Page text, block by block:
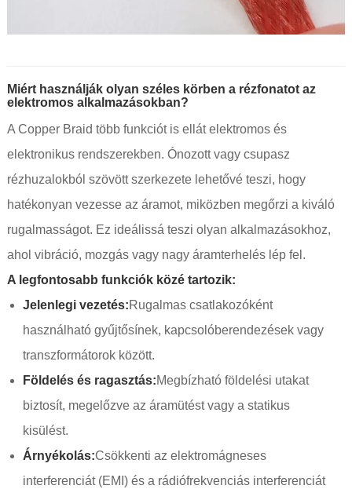
Miért használják olyan széles körben a rézfonatot az
elektromos alkalmazásokban?
A Copper Braid több funkciót is ellát elektromos és
elektronikus rendszerekben. Ónozott vagy csupasz
rézhuzalokból szövött szerkezete lehetővé teszi, hogy
hatékonyan vezesse az áramot, miközben megőrzi a kiváló
rugalmasságot. Ez ideálissá teszi olyan alkalmazásokhoz,
ahol vibráció, mozgás vagy nagy áramterhelés lép fel.
A legfontosabb funkciók közé tartozik:
Jelenlegi vezetés:Rugalmas csatlakozóként
használható gyűjtősínek, kapcsolóberendezések vagy
transzformátorok között.
Földelés és ragasztás:Megbízható földelési utakat
biztosít, megelőzve az áramütést vagy a statikus
kisülést.
Árnyékolás:Csökkenti az elektromágneses
interferenciát (EMI) és a rádiófrekvenciás interferenciát